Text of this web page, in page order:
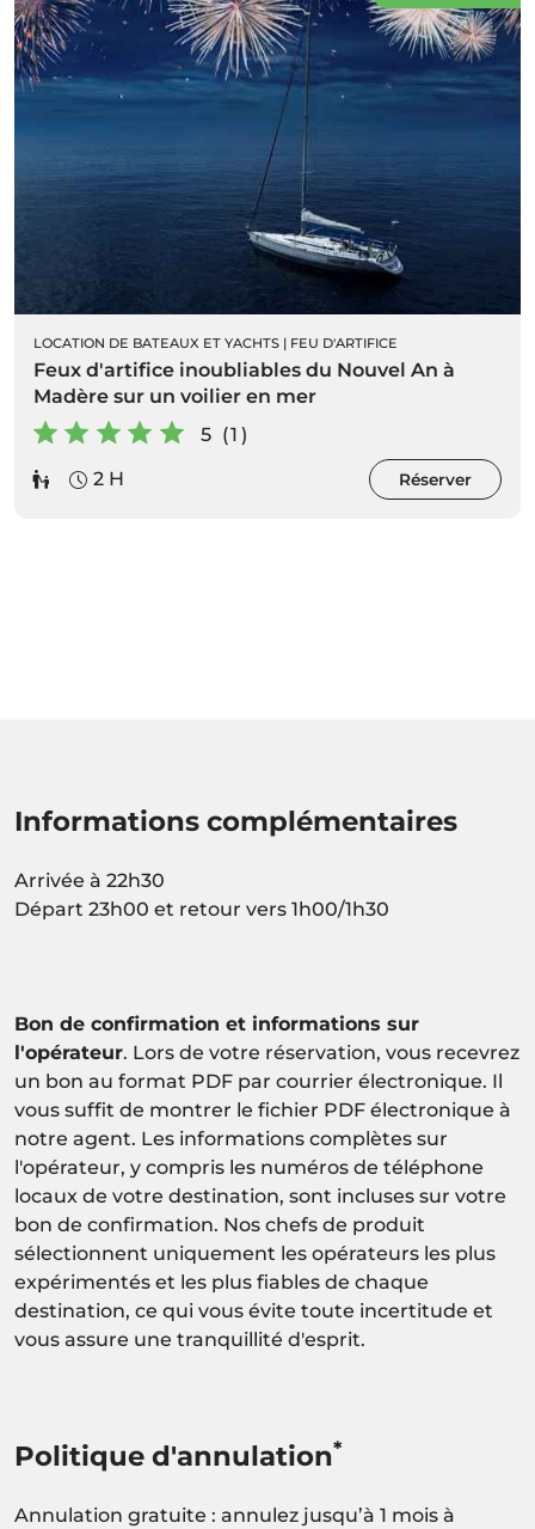
LOCATION DE BATEAUX ET YACHTS | FEU D'ARTIFICE
Feux d'artifice inoubliables du Nouvel An à
Madère sur un voilier en mer
5 (1)
2 H
Réserver
Informations complémentaires
Arrivée à 22h30
Départ 23h00 et retour vers 1h00/1h30
Bon de confirmation et informations sur
l'opérateur. Lors de votre réservation, vous recevrez
un bon au format PDF par courrier électronique. Il
vous suffit de montrer le fichier PDF électronique à
notre agent. Les informations complètes sur
l'opérateur, y compris les numéros de téléphone
locaux de votre destination, sont incluses sur votre
bon de confirmation. Nos chefs de produit
sélectionnent uniquement les opérateurs les plus
expérimentés et les plus fiables de chaque
destination, ce qui vous évite toute incertitude et
vous assure une tranquillité d'esprit.
Politique d'annulation*
Annulation gratuite : annulez jusqu’à 1 mois à